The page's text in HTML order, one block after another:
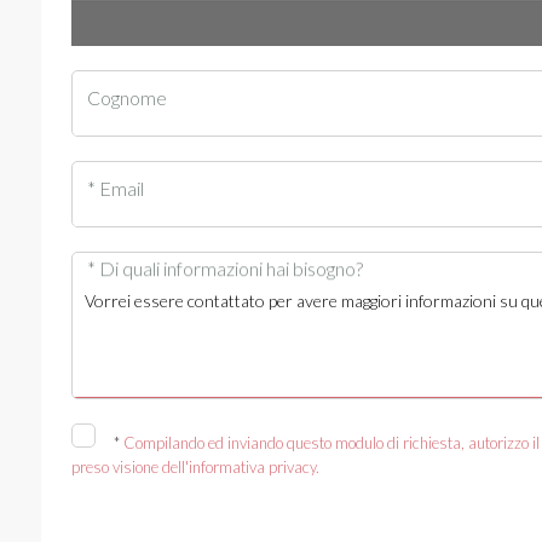
Cognome
* Email
* Di quali informazioni hai bisogno?
* Compilando ed inviando questo modulo di richiesta,
preso visione dell'informativa privacy.